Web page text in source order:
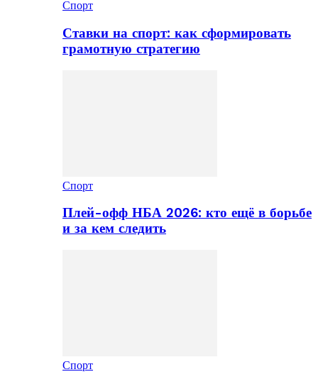
Спорт
Ставки на спорт: как сформировать
грамотную стратегию
Спорт
Плей-офф НБА 2026: кто ещё в борьбе
и за кем следить
Спорт